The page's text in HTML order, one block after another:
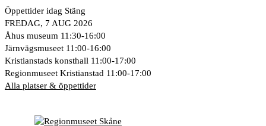
Hoppa
till
innehåll
Öppettider idag Stäng
FREDAG, 7 AUG 2026
Åhus museum 11:30-16:00
Järnvägsmuseet 11:00-16:00
Kristianstads konsthall 11:00-17:00
Regionmuseet Kristianstad 11:00-17:00
Alla platser & öppettider